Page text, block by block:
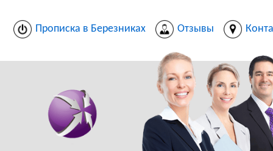
Прописка в Березниках Отзывы